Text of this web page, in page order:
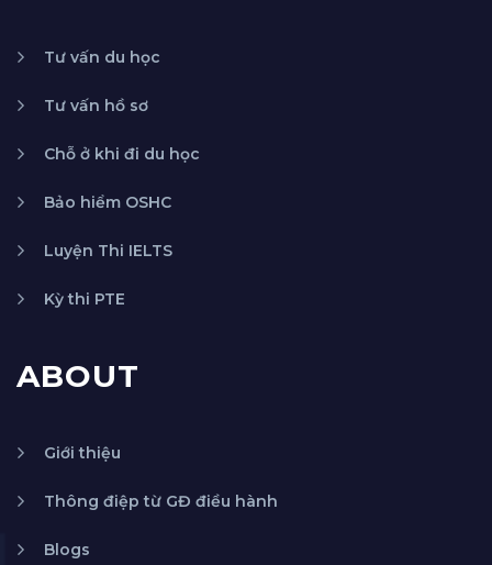
Tư vấn du học
Tư vấn hồ sơ
Chỗ ở khi đi du học
Bảo hiểm OSHC
Luyện Thi IELTS
Kỳ thi PTE
ABOUT
Giới thiệu
Thông điệp từ GĐ điều hành
Blogs